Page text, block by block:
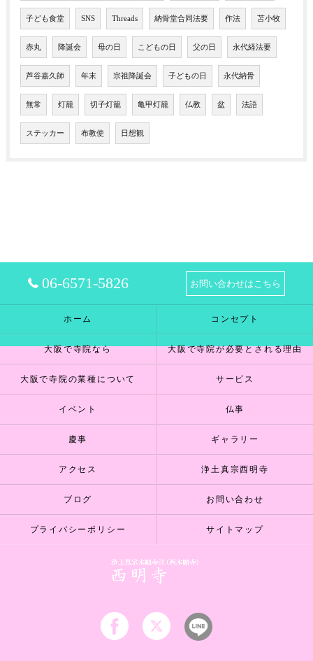
子ども食堂 SNS Threads 納骨堂合同法要 作法 苫小牧
赤丸 降誕会 母の日 こどもの日 父の日 永代経法要
芦谷嘉久師 年末 宗祖降誕会 子どもの日 永代納骨
無常 灯籠 切子灯籠 亀甲灯籠 仏教 盆 法語
ステッカー 布教使 日想観
06-6571-5826 お問い合わせはこちら
ホーム コンセプト
大阪で寺院なら 大阪で寺院が必要とされる理由
大阪で寺院の業種について サービス
イベント 仏事
慶事 ギャラリー
アクセス 浄土真宗西明寺
ブログ お問い合わせ
プライバシーポリシー サイトマップ